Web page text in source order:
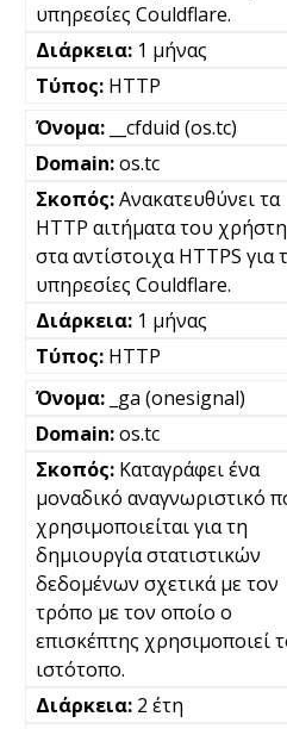
υπηρεσίες Couldflare.
1 μήνας
HTTP
__cfduid (os.tc)
os.tc
Ανακατευθύνει τα
HTTP αιτήματα του χρήστη
στα αντίστοιχα HTTPS για
υπηρεσίες Couldflare.
1 μήνας
HTTP
_ga (onesignal)
os.tc
Καταγράφει ένα
μοναδικό αναγνωριστικό
χρησιμοποιείται για τη
δημιουργία στατιστικών
δεδομένων σχετικά με τον
τρόπο με τον οποίο ο
επισκέπτης χρησιμοποιεί
ιστότοπο.
2 έτη